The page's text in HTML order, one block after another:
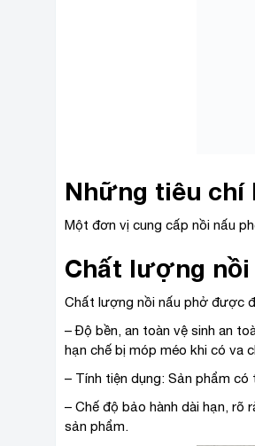
Những tiêu chí
Một đơn vị cung cấp nồi nấu
Chất lượng
Chất lượng nồi nấu phở được
– Độ bền, an toàn vệ sinh an
hạn chế bị móp méo khi có va
– Tính tiện dụng: Sản phẩm có
– Chế độ bảo hành dài hạn,
sản phẩm.